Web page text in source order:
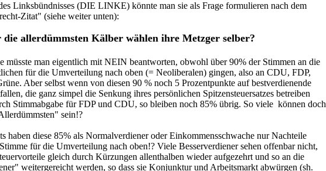
Linksbündnisses (DIE LINKE) könnte man sie als Frage formulieren nach dem
Zitat" (siehe weiter unten):
die allerdümmsten Kälber wählen ihre Metzger selber?
müsste man eigentlich mit NEIN beantworten, obwohl über 90% der Stimmen an die
für die Umverteilung nach oben (= Neoliberalen) gingen, also an CDU, FDP,
Aber selbst wenn von diesen 90 % noch 5 Prozentpunkte auf bestverdienende
die ganz simpel die Senkung ihres persönlichen Spitzensteuersatzes betreiben
Stimmabgabe für FDP und CDU, so bleiben noch 85% übrig. So viele können doch
sein!?
haben diese 85% als Normalverdiener oder Einkommensschwache nur Nachteile
für die Umverteilung nach oben!? Viele Besserverdiener sehen offenbar nicht,
gleich durch Kürzungen allenthalben wieder aufgezehrt und so an die
weitergereicht werden, so dass sie Konjunktur und Arbeitsmarkt abwürgen (sh.